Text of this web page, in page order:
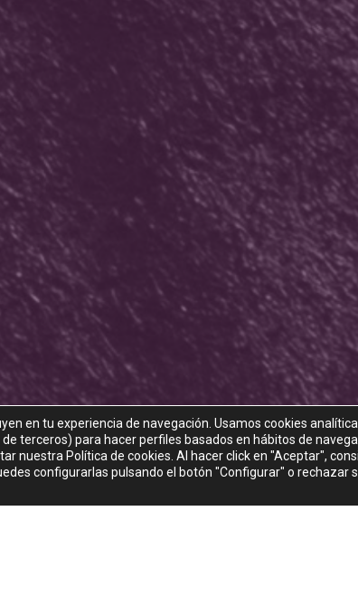
Política de privacidad Aviso legal
twitter
© 2026 XTREME
en tu experiencia de navegación. Usamos cookies
terceros) para hacer perfiles basados en hábitos de
nuestra Política de cookies. Al hacer click en "Aceptar",
configurarlas pulsando el botón "Configurar" o rechazar